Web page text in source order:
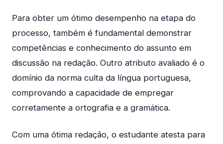
Para obter um ótimo desempenho na etapa do
processo, também é fundamental demonstrar
competências e conhecimento do assunto em
discussão na redação. Outro atributo avaliado é o
domínio da norma culta da língua portuguesa,
comprovando a capacidade de empregar
corretamente a ortografia e a gramática.
Com uma ótima redação, o estudante atesta para